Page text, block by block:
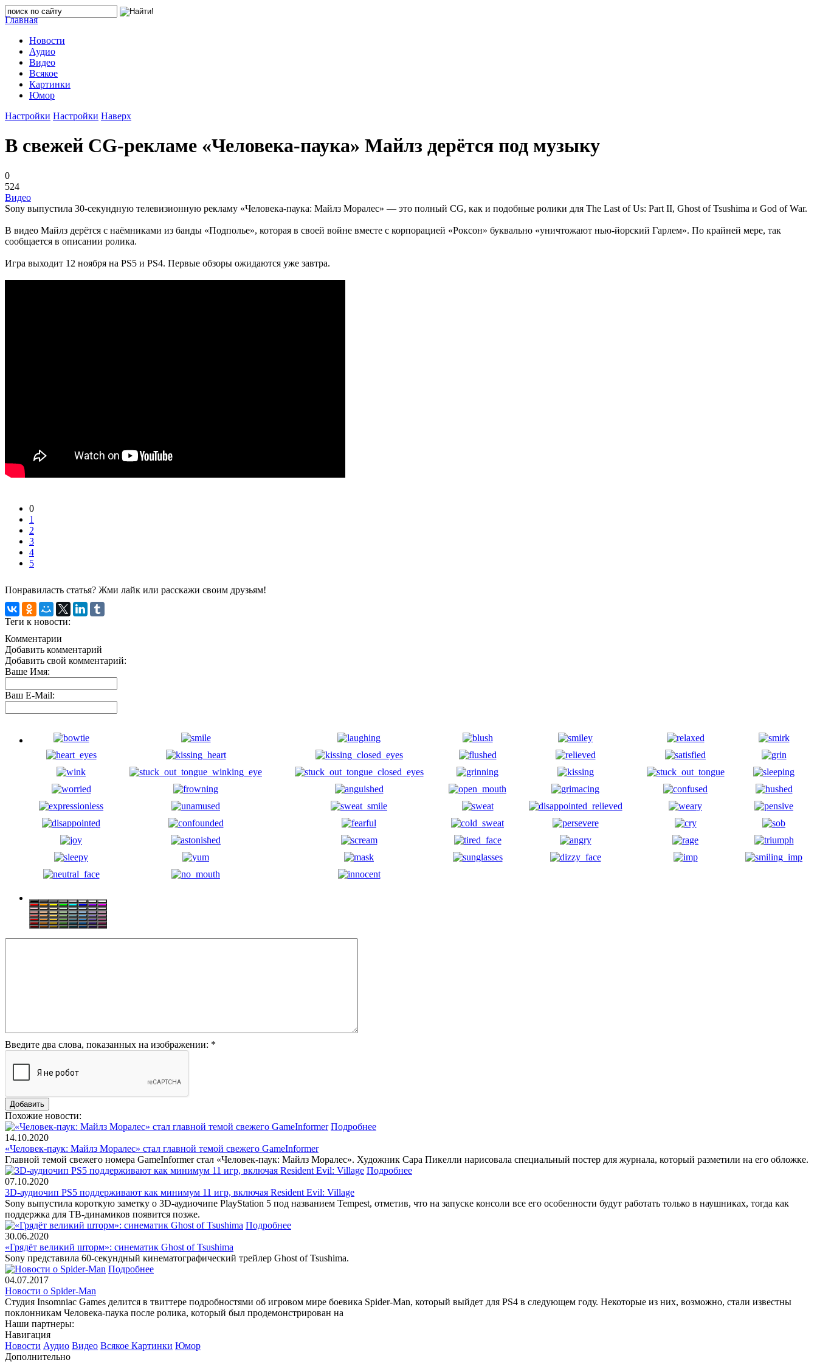
Главная
Новости
Аудио
Видео
Всякое
Картинки
Юмор
Настройки Настройки Наверх
В свежей CG-рекламе «Человека-паука» Майлз дерётся под музыку
0
524
Видео
Sony выпустила 30-секундную телевизионную рекламу «Человека-паука: Майлз Моралес» — это полный CG, как и подобные ролики для The Last of Us: Part II, Ghost of Tsushima и God of War.
В видео Майлз дерётся с наёмниками из банды «Подполье», которая в своей войне вместе с корпорацией «Роксон» буквально «уничтожают нью-йорский Гарлем». По крайней мере, так
сообщается в описании ролика.
Игра выходит 12 ноября на PS5 и PS4. Первые обзоры ожидаются уже завтра.
0
1
2
3
4
5
Понравиласть статья? Жми лайк или расскажи своим друзьям!
Теги к новости:
Комментарии
Добавить комментарий
Добавить свой комментарий:
Ваше Имя:
Ваш E-Mail:
Введите два слова, показанных на изображении: *
Похожие новости:
Подробнее
14.10.2020
«Человек-паук: Майлз Моралес» стал главной темой свежего GameInformer
Главной темой свежего номера GameInformer стал «Человек-паук: Майлз Моралес». Художник Сара Пикелли нарисовала специальный постер для журнала, который разметили на его обложке.
Подробнее
07.10.2020
3D-аудиочип PS5 поддерживают как минимум 11 игр, включая Resident Evil: Village
Sony выпустила короткую заметку о 3D-аудиочипе PlayStation 5 под названием Tempest, отметив, что на запуске консоли все его особенности будут работать только в наушниках, тогда как
поддержка для ТВ-динамиков появится позже.
Подробнее
30.06.2020
«Грядёт великий шторм»: синематик Ghost of Tsushima
Sony представила 60-секундный кинематографический трейлер Ghost of Tsushima.
Подробнее
04.07.2017
Новости о Spider-Man
Студия Insomniac Games делится в твиттере подробностями об игровом мире боевика Spider-Man, который выйдет для PS4 в следующем году. Некоторые из них, возможно, стали известны
поклонникам Человека-паука после ролика, который был продемонстрирован на
Наши партнеры:
Навигация
Новости Аудио Видео Всякое Картинки Юмор
Дополнительно